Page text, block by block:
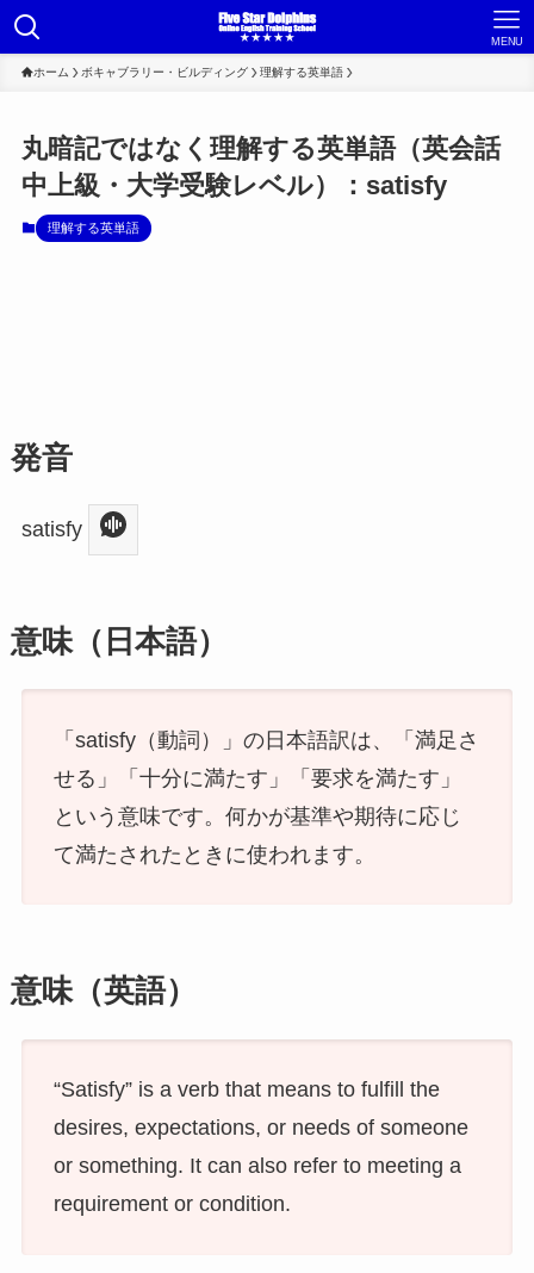
MENU
ホーム ボキャブラリー・ビルディング 理解する英単語
丸暗記ではなく理解する英単語（英会話
中上級・大学受験レベル）：satisfy
理解する英単語
発音
satisfy
意味（日本語）
「satisfy（動詞）」の日本語訳は、「満足さ
せる」「十分に満たす」「要求を満たす」
という意味です。何かが基準や期待に応じ
て満たされたときに使われます。
意味（英語）
“Satisfy” is a verb that means to fulfill the
desires, expectations, or needs of someone
or something. It can also refer to meeting a
requirement or condition.